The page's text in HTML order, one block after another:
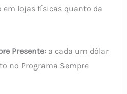
em lojas físicas quanto da
Presente:a cada um dólar
no Programa Sempre